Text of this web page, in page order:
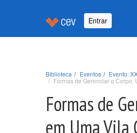
Entrar
Biblioteca Eventos
Evento:
Formas de Gerenciar o
Formas de
em Uma Vila